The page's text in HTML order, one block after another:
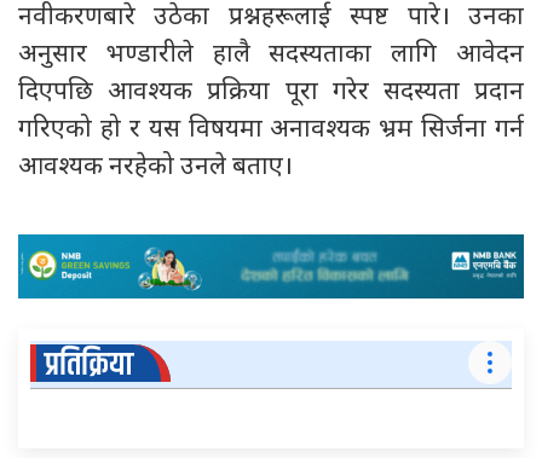
नवीकरणबारे उठेका प्रश्नहरूलाई स्पष्ट पारे। उनका
अनुसार भण्डारीले हालै सदस्यताका लागि आवेदन
दिएपछि आवश्यक प्रक्रिया पूरा गरेर सदस्यता प्रदान
गरिएको हो र यस विषयमा अनावश्यक भ्रम सिर्जना गर्न
आवश्यक नरहेको उनले बताए।
प्रतिक्रिया